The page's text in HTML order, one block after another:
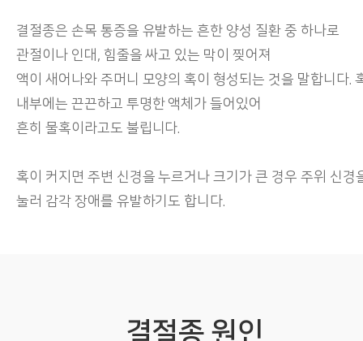
결절종은 손목 통증을 유발하는 흔한 양성 질환 중 하나로
관절이나 인대, 힘줄을 싸고 있는 막이 찢어져
액이 새어나와 주머니 모양의 혹이 형성되는 것을 말합니다.
내부에는 끈끈하고 투명한 액체가 들어있어
흔히 물혹이라고도 불립니다.
혹이 커지면 주변 신경을 누르거나 크기가 큰 경우 주위 신경
눌러 감각 장애를 유발하기도 합니다.
결절종 원인